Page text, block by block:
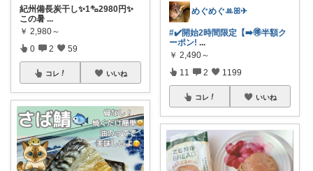
紀州備長炭干し✨️1㌔2980円✨️
この暑 ...
￥ 2,980～
0 2 59
コレ いいね
めぐめぐꔛꕤ✈︎
#✔️開始2時間限定【➡️🉐半額ク
ーポン! ...
￥ 2,490～
11 2 1199
コレ いいね